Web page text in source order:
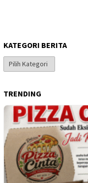
KATEGORI BERITA
Kategori
Berita
TRENDING